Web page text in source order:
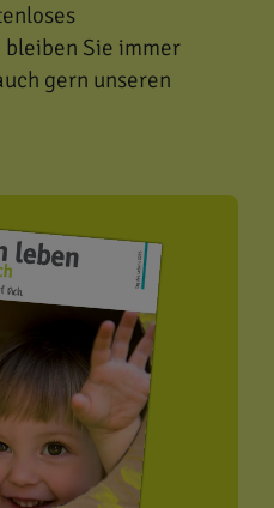
Sie immer
gern unseren